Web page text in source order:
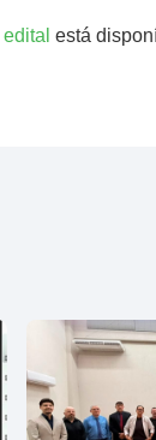
edital está